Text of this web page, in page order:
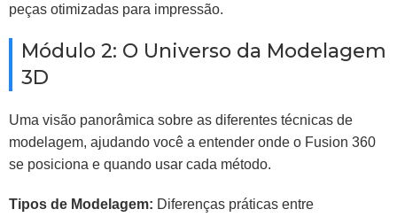
peças otimizadas para impressão.
Módulo 2: O Universo da Modelagem
3D
Uma visão panorâmica sobre as diferentes técnicas de
modelagem, ajudando você a entender onde o Fusion 360
se posiciona e quando usar cada método.
Tipos de Modelagem: Diferenças práticas entre